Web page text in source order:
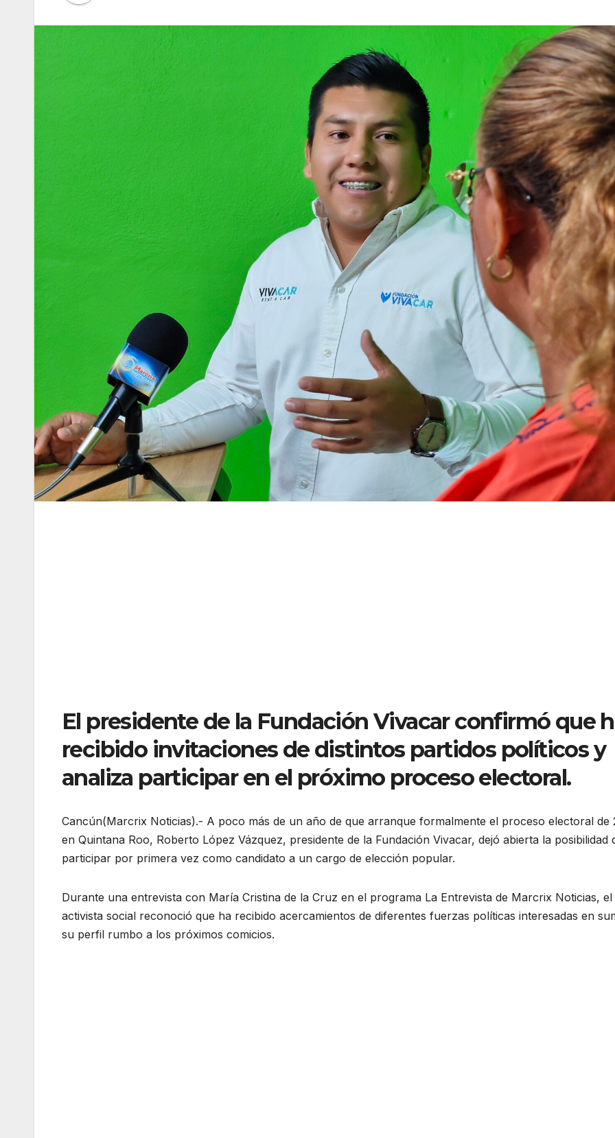
El presidente de la Fundación Vivacar confirmó que
recibido invitaciones de distintos partidos políticos y
analiza participar en el próximo proceso electoral.
Cancún(Marcrix Noticias).- A poco más de un año de que arranque formalmente el proceso electoral de
en Quintana Roo, Roberto López Vázquez, presidente de la Fundación Vivacar, dejó abierta la posibilidad
participar por primera vez como candidato a un cargo de elección popular.
Durante una entrevista con María Cristina de la Cruz en el programa La Entrevista de Marcrix Noticias, el
activista social reconoció que ha recibido acercamientos de diferentes fuerzas políticas interesadas en
su perfil rumbo a los próximos comicios.